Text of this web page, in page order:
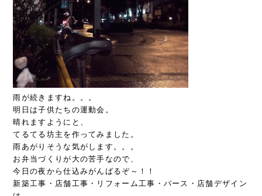
雨が続きますね。。。
明日は子供たちの運動会。
晴れますようにと、
てるてる坊主を作ってみました。
雨あがりそうな気がします。。。
お弁当づくりが大の苦手なので、
今日の夜から仕込みがんばるぞ～！！
新築工事・店舗工事・リフォーム工事・パース・店舗デザイン